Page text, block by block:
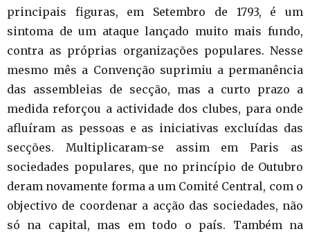
principais figuras, em Setembro de 1793, é um
sintoma de um ataque lançado muito mais fundo,
contra as próprias organizações populares. Nesse
mesmo mês a Convenção suprimiu a permanência
das assembleias de secção, mas a curto prazo a
medida reforçou a actividade dos clubes, para onde
afluíram as pessoas e as iniciativas excluídas das
secções. Multiplicaram-se assim em Paris as
sociedades populares, que no princípio de Outubro
deram novamente forma a um Comité Central, com o
objectivo de coordenar a acção das sociedades, não
só na capital, mas em todo o país. Também na